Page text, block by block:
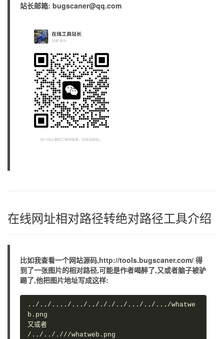
站长邮箱: bugscaner@qq.com
在线网址相对路径转绝对路径工具介绍
比如我查看一个网站源码,http://tools.bugscaner.com/ 得
到了一张图片的相对路径,可能是作者喝醉了,又或者脑子被驴
踢了,他把图片地址写成这样:
../../..../.../../././../.../../.../whatwe
b.png
又或者
/../.././//whatweb.png